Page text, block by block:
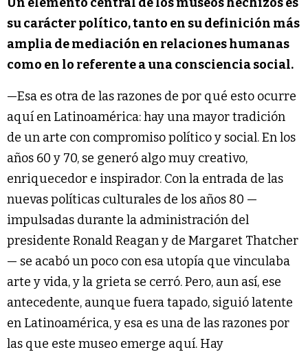
su carácter político, tanto en su definición más
amplia de mediación en relaciones humanas
como en lo referente a una consciencia social.
—Esa es otra de las razones de por qué esto ocurre
aquí en Latinoamérica: hay una mayor tradición
de un arte con compromiso político y social. En los
años 60 y 70, se generó algo muy creativo,
enriquecedor e inspirador. Con la entrada de las
nuevas políticas culturales de los años 80 —
impulsadas durante la administración del
presidente Ronald Reagan y de Margaret Thatcher
— se acabó un poco con esa utopía que vinculaba
arte y vida, y la grieta se cerró. Pero, aun así, ese
antecedente, aunque fuera tapado, siguió latente
en Latinoamérica, y esa es una de las razones por
las que este museo emerge aquí. Hay